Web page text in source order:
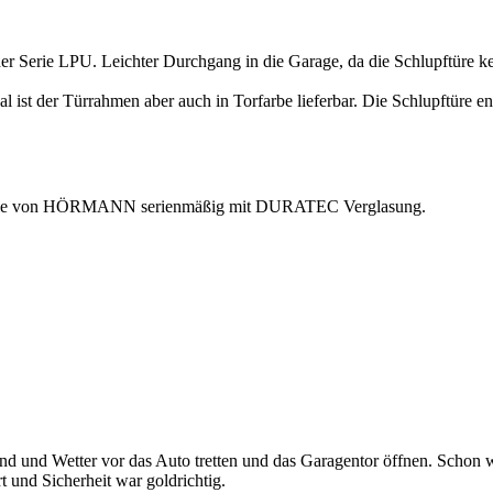
Serie LPU. Leichter Durchgang in die Garage, da die Schlupftüre
der Türrahmen aber auch in Torfarbe lieferbar. Die Schlupftüre
von HÖRMANN serienmäßig mit DURATEC Verglasung.
und Wetter vor das Auto tretten und das Garagentor öffnen.
und Sicherheit war goldrichtig.